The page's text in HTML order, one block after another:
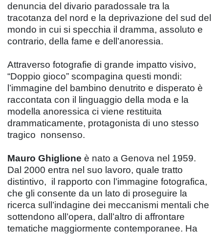
denuncia del divario paradossale tra la
tracotanza del nord e la deprivazione del sud del
mondo in cui si specchia il dramma, assoluto e
contrario, della fame e dell’anoressia.
Attraverso fotografie di grande impatto visivo,
“Doppio gioco” scompagina questi mondi:
l’immagine del bambino denutrito e disperato è
raccontata con il linguaggio della moda e la
modella anoressica ci viene restituita
drammaticamente, protagonista di uno stesso
tragico nonsenso.
Mauro Ghiglione è nato a Genova nel 1959.
Dal 2000 entra nel suo lavoro, quale tratto
distintivo, il rapporto con l’immagine fotografica,
che gli consente da un lato di proseguire la
ricerca sull’indagine dei meccanismi mentali che
sottendono all’opera, dall’altro di affrontare
tematiche maggiormente contemporanee. Ha